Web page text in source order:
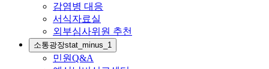
감염병 대응
서식자료실
외부심사위원 추천
소통광장stat_minus_1
민원Q&A